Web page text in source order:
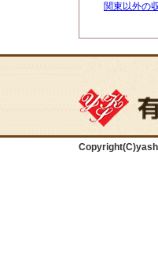
関東以外の